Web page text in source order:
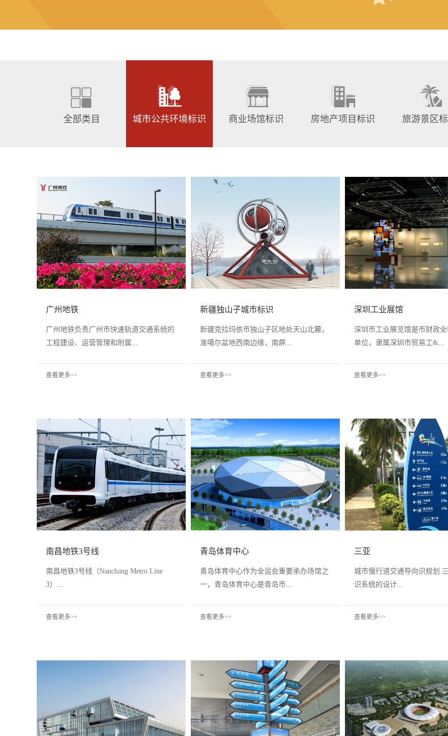
全部类目 城市公共环境标识 商业场馆标识 房地产项目标识 旅游景区
广州地铁
广州地铁负责广州市快速轨道交通系统的
工程建设、运营管理和附属...
查看更多>>
新疆独山子城市标识
新疆克拉玛依市独山子区地处天山北麓，
准噶尔盆地西南边缘，南屏...
查看更多>>
深圳工业展馆
深圳市工业展览馆是市财政
单位，隶属深圳市贸易工&...
查看更多>>
南昌地铁3号线
南昌地铁3号线（Nanchang Metro Line
3）...
查看更多>>
青岛体育中心
青岛体育中心作为全运会重要承办场馆之
一，青岛体育中心是青岛市...
查看更多>>
三亚
城市慢行道交通导向识规划
识系统的设计...
查看更多>>